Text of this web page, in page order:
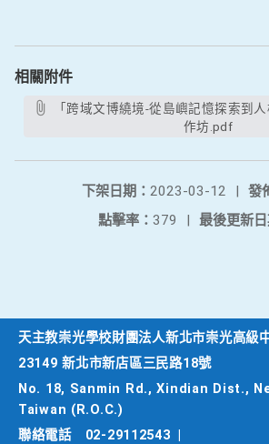
相關附件
作坊.pdf
發
下架日期： 2023-03-12
|
最後更新日
點擊率： 379 |
天主教崇光學校財團法人新北市崇光高級
23149 新北市新店區三民路18號
No. 18, Sanmin Rd., Xindian Dist.,
Taiwan (R.O.C.)
聯絡電話
02-29112543